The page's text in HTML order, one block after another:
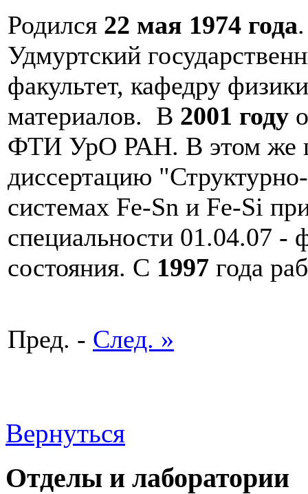
Родился 22 мая 1974 года
Удмуртский
факультет, кафедру
материалов. В 2001 году
ФТИ УрО РАН. В этом же
диссертацию
системах Fe-Sn и Fe-Si
специальности 01.04.07 -
состояния. С 1997 года
Пред. - След. »
Вернуться
Отделы и лаборатории